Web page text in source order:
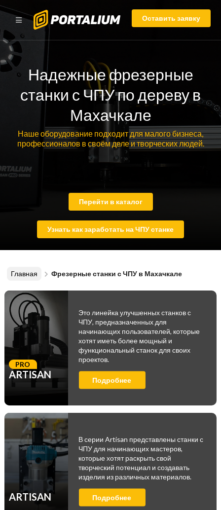
Оставить заявку
Надежные фрезерные
станки с ЧПУ по дереву в
Махачкале
Наше оборудование подходит для малого бизнеса,
профессионалов в своём деле и творческих людей.
Перейти в каталог
Узнать как заработать на ЧПУ станке
Главная Фрезерные станки с ЧПУ в Махачкале
ARTISAN
PRO
Это линейка улучшенных станков с
ЧПУ, предназначенных для
начинающих пользователей, которые
хотят иметь более мощный и
функциональный станок для своих
проектов.
Подробнее
ARTISAN
В серии Artisan представлены станки с
ЧПУ для начинающих мастеров,
которые хотят раскрыть свой
творческий потенциал и создавать
изделия из различных материалов.
Подробнее